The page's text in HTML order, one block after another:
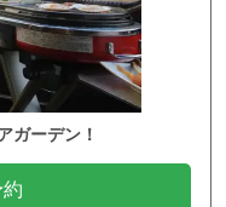
ガーデン！